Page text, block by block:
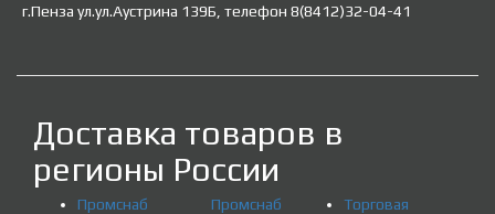
г.Пенза ул.ул.Аустрина 139Б, телефон 8(8412)32-04-41
Доставка товаров в
регионы России
Промснаб
Промснаб
Торговая